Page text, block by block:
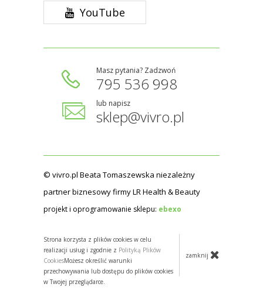
YouTube
Masz pytania? Zadzwoń
795 536 998
lub napisz
sklep@vivro.pl
© vivro.pl Beata Tomaszewska niezależny
partner biznesowy firmy LR Health & Beauty
projekt i oprogramowanie sklepu: ebexo
Strona korzysta z plików cookies w celu
realizacji usług i zgodnie z Polityką Plików
CookiesMożesz określić warunki
przechowywania lub dostępu do plików cookies
w Twojej przeglądarce.
zamknij